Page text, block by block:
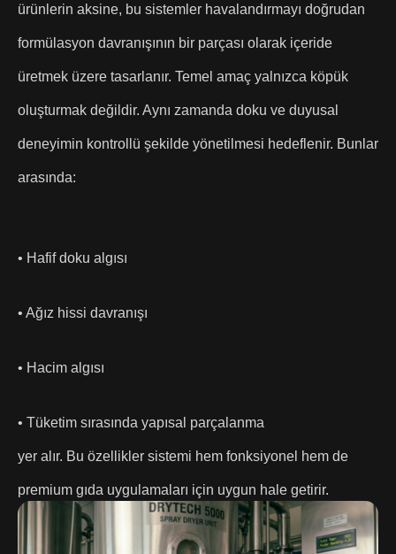
ürünlerin aksine, bu sistemler havalandırmayı doğrudan
formülasyon davranışının bir parçası olarak içeride
üretmek üzere tasarlanır. Temel amaç yalnızca köpük
oluşturmak değildir. Aynı zamanda doku ve duyusal
deneyimin kontrollü şekilde yönetilmesi hedeflenir. Bunlar
arasında:
• Hafif doku algısı
• Ağız hissi davranışı
• Hacim algısı
• Tüketim sırasında yapısal parçalanma
yer alır. Bu özellikler sistemi hem fonksiyonel hem de
premium gıda uygulamaları için uygun hale getirir.